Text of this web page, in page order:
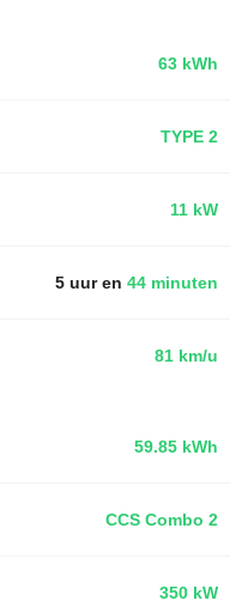
63 kWh
TYPE 2
11 kW
5 uur en 44 minuten
81 km/u
59.85 kWh
CCS Combo 2
350 kW